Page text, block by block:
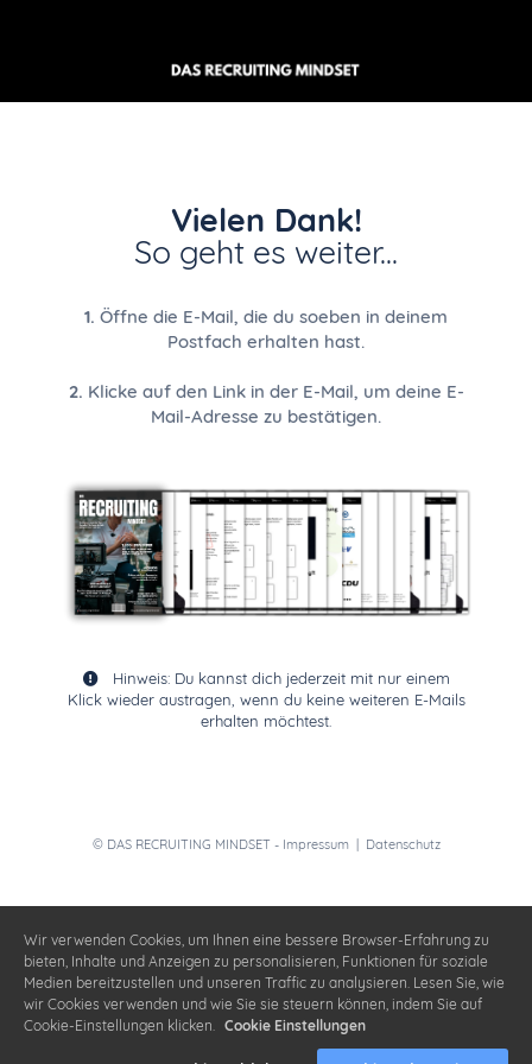
Vielen Dank!
So geht es weiter...
1. Öffne die E-Mail, die du soeben in deinem
Postfach erhalten hast.
2. Klicke auf den Link in der E-Mail, um deine E-
Mail-Adresse zu bestätigen.
Hinweis: Du kannst dich jederzeit mit nur einem
Klick wieder austragen, wenn du keine weiteren E-Mails
erhalten möchtest.
© DAS RECRUITING MINDSET - Impressum| Datenschutz
Wir verwenden Cookies, um Ihnen eine bessere Browser-Erfahrung zu
bieten, Inhalte und Anzeigen zu personalisieren, Funktionen für soziale
Medien bereitzustellen und unseren Traffic zu analysieren. Lesen Sie, wie
wir Cookies verwenden und wie Sie sie steuern können, indem Sie auf
Cookie-Einstellungen klicken. Cookie Einstellungen